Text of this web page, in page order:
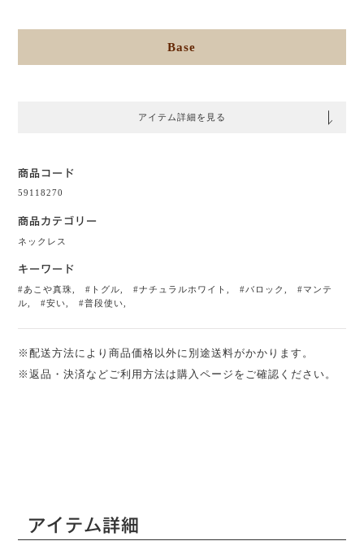
Base
アイテム詳細を見る
商品コード
59118270
商品カテゴリー
ネックレス
キーワード
#あこや真珠 ,#トグル ,#ナチュラルホワイト ,#バロック ,#マンテ
ル
,#安い ,#普段使い
※配送方法により商品価格以外に別途送料がかかります。
※返品・決済などご利用方法は購入ページをご確認ください。
アイテム詳細